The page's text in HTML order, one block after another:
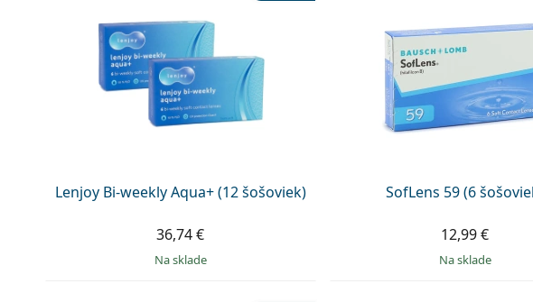
Lenjoy Bi-weekly Aqua+ (12 šošoviek)
36,74 €
na sklade
SofLens 59 (6
12,99 €
na sklade